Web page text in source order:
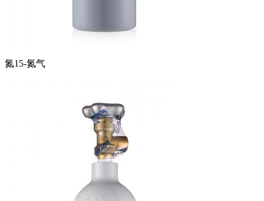
氮15-氮气